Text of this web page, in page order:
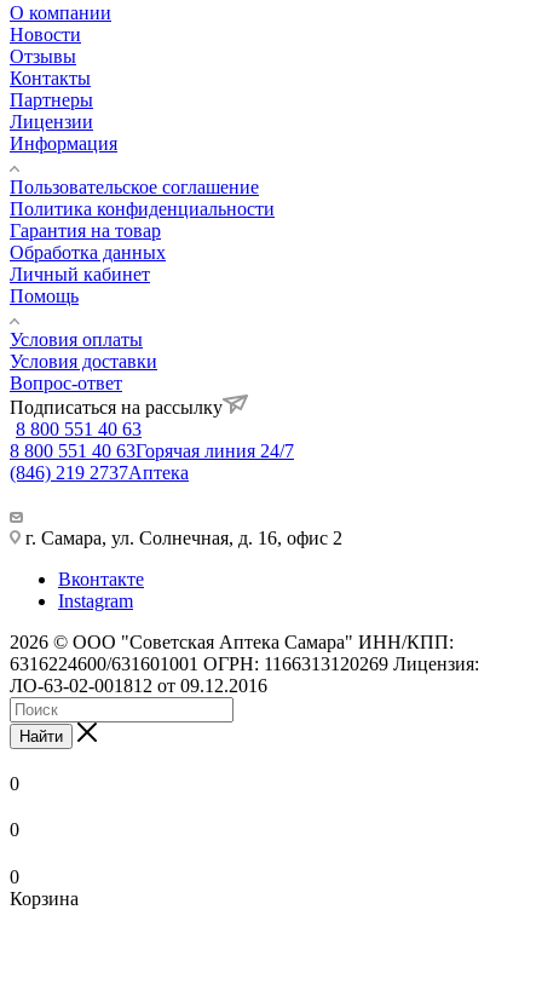
О компании
Новости
Отзывы
Контакты
Партнеры
Лицензии
Информация
Пользовательское соглашение
Политика конфиденциальности
Гарантия на товар
Обработка данных
Личный кабинет
Помощь
Условия оплаты
Условия доставки
Вопрос-ответ
Подписаться на рассылку
8 800 551 40 63
8 800 551 40 63Горячая линия 24/7
(846) 219 2737Аптека
г. Самара, ул. Солнечная, д. 16, офис 2
Вконтакте
Instagram
2026 © ООО "Советская Аптека Самара" ИНН/КПП:
6316224600/631601001 ОГРН: 1166313120269 Лицензия:
ЛО-63-02-001812 от 09.12.2016
Найти
0
0
0
Корзина